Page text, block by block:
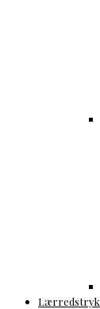
Lærredstryk